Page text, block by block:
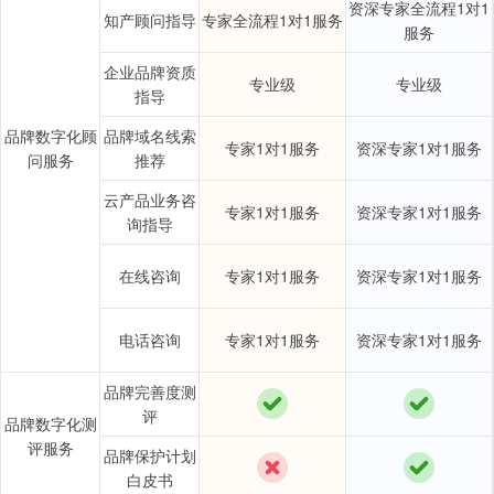
品牌数字化顾
问服务
知产顾问指导 专家全流程1对1服务
资深专家全流程1对1
服务
企业品牌资质
指导
专业级 专业级
品牌域名线索
推荐
专家1对1服务 资深专家1对1服务
云产品业务咨
询指导
专家1对1服务 资深专家1对1服务
在线咨询 专家1对1服务 资深专家1对1服务
电话咨询 专家1对1服务 资深专家1对1服务
品牌数字化测
评服务
品牌完善度测
评
品牌保护计划
白皮书